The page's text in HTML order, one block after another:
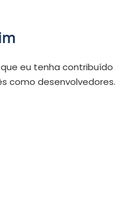
eu tenha contribuído
como desenvolvedores.